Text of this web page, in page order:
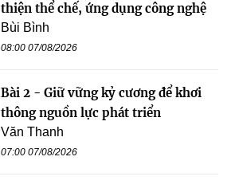
thiện thể chế, ứng dụng công nghệ
Bùi Bình
08:00 07/08/2026
Bài 2 - Giữ vững kỷ cương để khơi
thông nguồn lực phát triển
Văn Thanh
07:00 07/08/2026